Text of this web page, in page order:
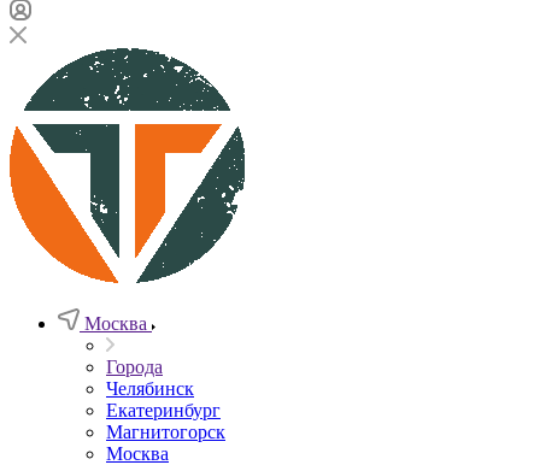
Москва
Города
Челябинск
Екатеринбург
Магнитогорск
Москва